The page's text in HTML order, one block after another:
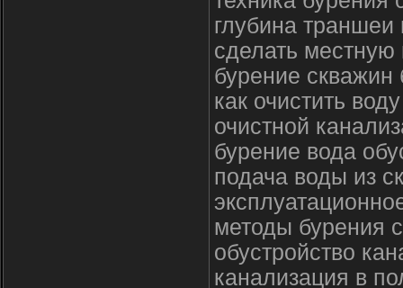
глубина
сделать
бурение скважин
как очистить
очистной
бурение вода
подача воды из
методы бурения
обустройство
канализация в